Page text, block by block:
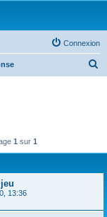
Connexion
1 sur 1
13:36